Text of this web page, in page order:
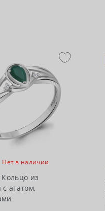
Нет в наличии
из
агатом,